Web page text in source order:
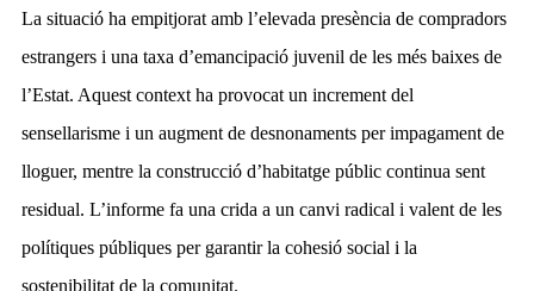
La situació ha empitjorat amb l’elevada presència de compradors
estrangers i una taxa d’emancipació juvenil de les més baixes de
l’Estat. Aquest context ha provocat un increment del
sensellarisme i un augment de desnonaments per impagament de
lloguer, mentre la construcció d’habitatge públic continua sent
residual. L’informe fa una crida a un canvi radical i valent de les
polítiques públiques per garantir la cohesió social i la
sostenibilitat de la comunitat.